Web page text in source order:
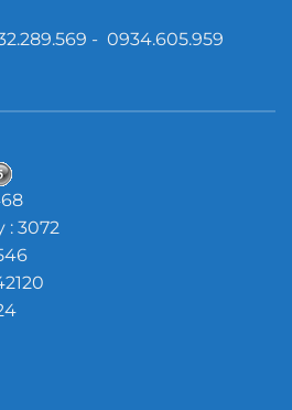
- 0934.605.959
: 3072